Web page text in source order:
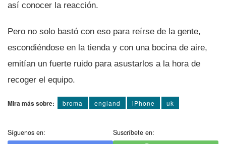
así­ conocer la reacción.
Pero no solo bastó con eso para reí­rse de la gente,
escondiéndose en la tienda y con una bocina de aire,
emití­an un fuerte ruido para asustarlos a la hora de
recoger el equipo.
Mira más sobre: broma england iPhone uk
Síguenos en: Suscríbete en: